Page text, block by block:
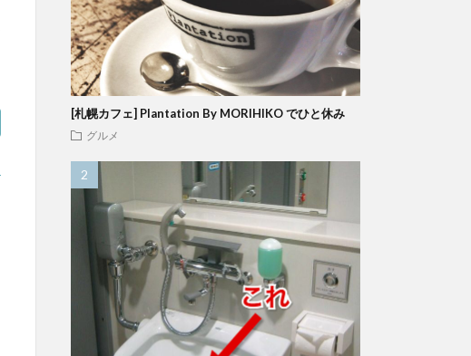
[札幌カフェ] Plantation By MORIHIKO でひと休み
グルメ